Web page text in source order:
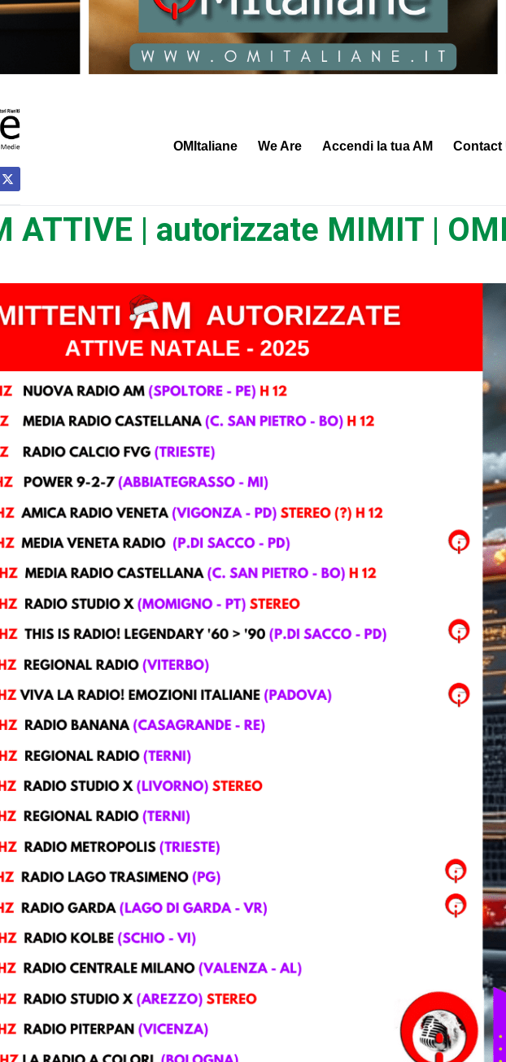
OMItaliane We Are Accendi la tua AM Contact
ATTIVE | autorizzate MIMIT |